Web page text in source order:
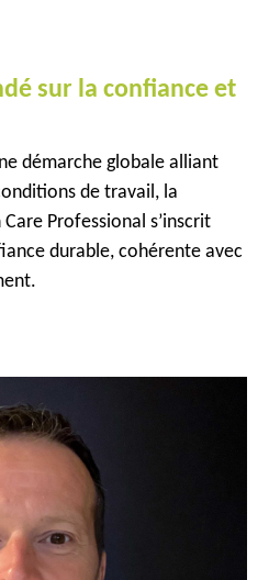
sur la confiance et
démarche globale alliant
de travail, la
Professional s’inscrit
durable, cohérente avec